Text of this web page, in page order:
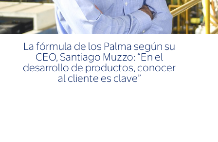
La fórmula de los Palma según su
CEO, Santiago Muzzo: “En el
desarrollo de productos, conocer
al cliente es clave”